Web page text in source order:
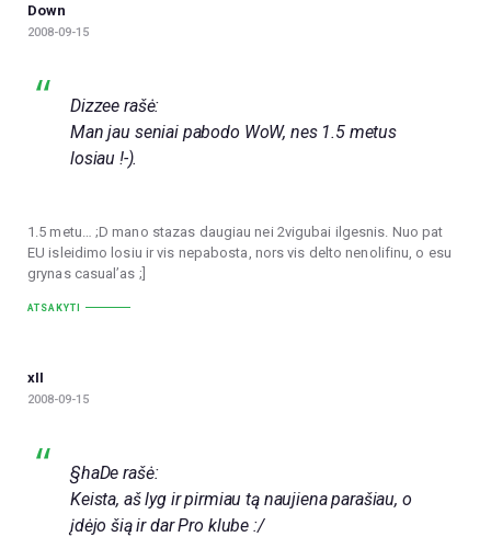
Down
2008-09-15
Dizzee rašė:
Man jau seniai pabodo WoW, nes 1.5 metus
losiau !-).
1.5 metu… ;D mano stazas daugiau nei 2vigubai ilgesnis. Nuo pat
EU isleidimo losiu ir vis nepabosta, nors vis delto nenolifinu, o esu
grynas casual’as ;]
ATSAKYTI
xII
2008-09-15
§haDe rašė:
Keista, aš lyg ir pirmiau tą naujiena parašiau, o
įdėjo šią ir dar Pro klube :/